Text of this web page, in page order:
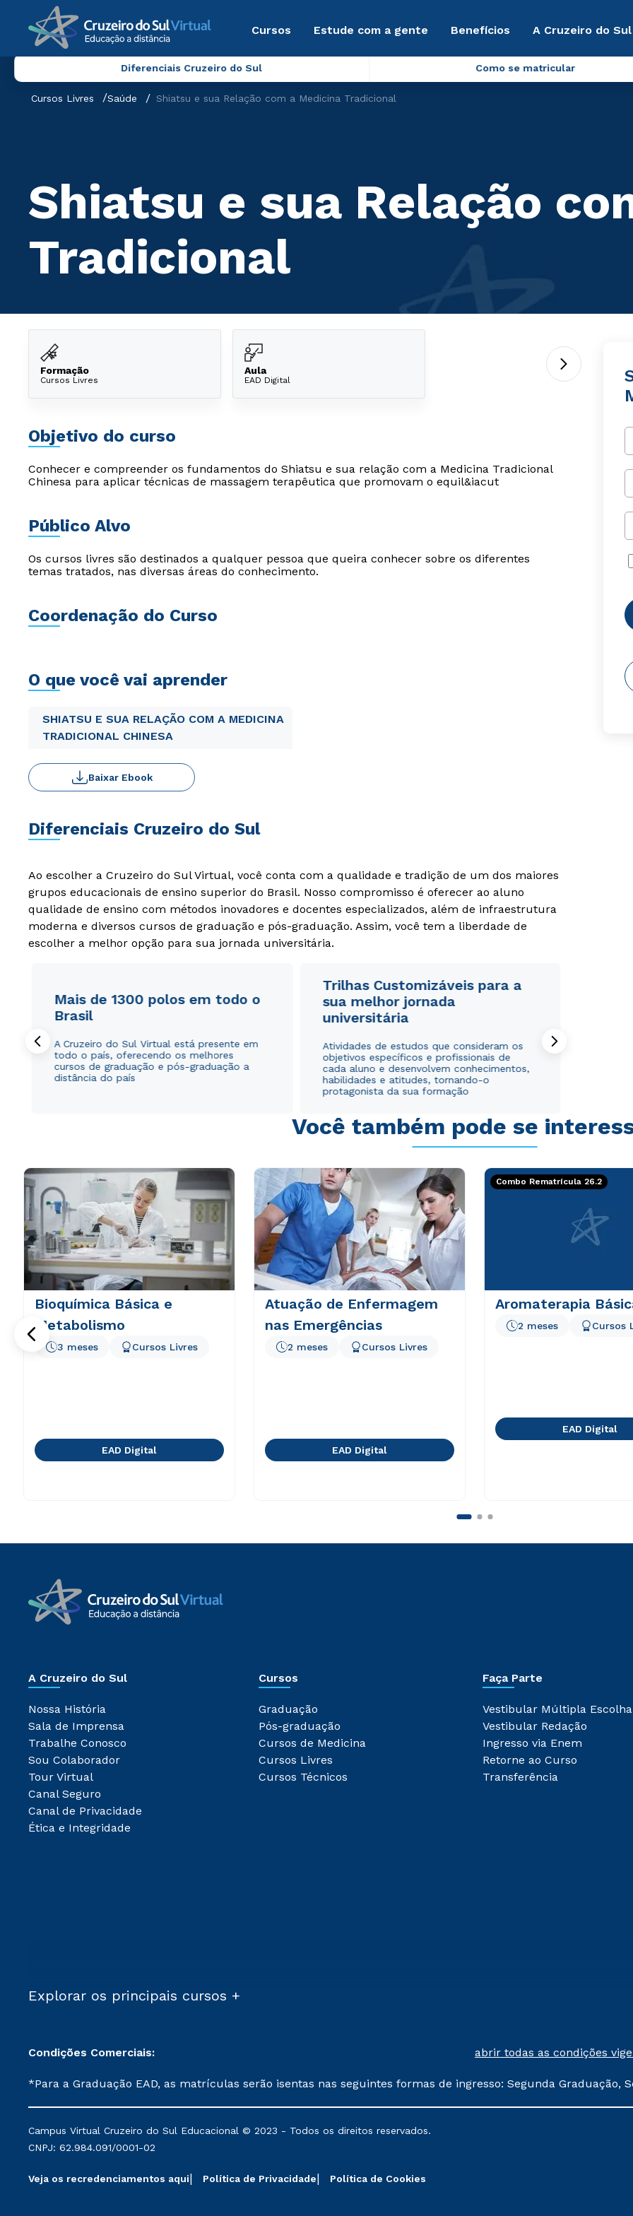
Cursos Estude com a gente Benefícios A Cruzeiro do
Diferenciais Cruzeiro do Sul Como se matricular
Cursos Livres Saúde Shiatsu e sua Relação com a Medicina Tradicional
Shiatsu e sua Relação
Tradicional
Formação
Cursos Livres
Aula
EAD Digital
Objetivo do curso
Conhecer e compreender os fundamentos do Shiatsu e sua relação com a Medicina Tradicional
Chinesa para aplicar técnicas de massagem terapêutica que promovam o equil&iacut
Público Alvo
Os cursos livres são destinados a qualquer pessoa que queira conhecer sobre os diferentes
temas tratados, nas diversas áreas do conhecimento.
Coordenação do Curso
O que você vai aprender
SHIATSU E SUA RELAÇÃO COM A MEDICINA
TRADICIONAL CHINESA
Baixar Ebook
Diferenciais Cruzeiro do Sul
Ao escolher a Cruzeiro do Sul Virtual, você conta com a qualidade e tradição de um dos maiores
grupos educacionais de ensino superior do Brasil. Nosso compromisso é oferecer ao aluno
qualidade de ensino com métodos inovadores e docentes especializados, além de infraestrutura
moderna e diversos cursos de graduação e pós-graduação. Assim, você tem a liberdade de
escolher a melhor opção para sua jornada universitária.
Mais de 1300 polos em todo o
Brasil
A Cruzeiro do Sul Virtual está presente em
todo o país, oferecendo os melhores
cursos de graduação e pós-graduação a
distância do país
Trilhas Customizáveis para a
sua melhor jornada
universitária
Atividades de estudos que consideram os
objetivos específicos e profissionais de
cada aluno e desenvolvem conhecimentos,
habilidades e atitudes, tornando-o
protagonista da sua formação
Você também pode se
Bioquímica Básica e
Metabolismo
3 meses Cursos Livres
EAD Digital
Atuação de Enfermagem
nas Emergências
2 meses Cursos Livres
EAD Digital
Combo Rematrícula 26.2
Aromaterapia
2 meses Cursos
EAD Digital
A Cruzeiro do Sul
Nossa História
Sala de Imprensa
Trabalhe Conosco
Sou Colaborador
Tour Virtual
Canal Seguro
Canal de Privacidade
Ética e Integridade
Cursos
Graduação
Pós-graduação
Cursos de Medicina
Cursos Livres
Cursos Técnicos
Faça Parte
Vestibular Múltipla Escolha
Vestibular Redação
Ingresso via Enem
Retorne ao Curso
Transferência
Explorar os principais cursos +
Condições Comerciais: abrir todas as condições
*Para a Graduação EAD, as matrículas serão isentas nas seguintes formas de ingresso: Segunda Graduação,
mantidos conforme negociação. Descontos institucionais poderão sofrer alterações nos períodos de
serviços.
Campus Virtual Cruzeiro do Sul Educacional © 2023 - Todos os direitos reservados.
CNPJ: 62.984.091/0001-02
Veja os recredenciamentos aqui Política de Privacidade Política de Cookies
WhatsApp
ou
Estou de acordo com a Política de Privacidade.e
autorizo que meus dados sejam utilizados para o
envio de conteúdos da Cruzeiro do Sul.
WhatsApp
ou
Estou de acordo com a Política de Privacidade.e
autorizo que meus dados sejam utilizados para o
envio de conteúdos da Cruzeiro do Sul.